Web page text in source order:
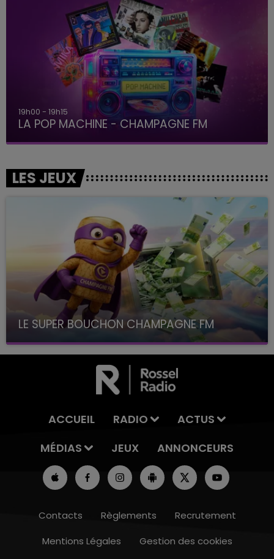
19h00 - 19h15
LA POP MACHINE - CHAMPAGNE FM
LES JEUX
LE SUPER BOUCHON CHAMPAGNE FM
avec La Famille Champagne FM, à 8H10
ACCUEIL RADIO
ACTUS
MÉDIAS
JEUX ANNONCEURS
Contacts Règlements
Recrutement
Mentions Légales
Gestion des cookies